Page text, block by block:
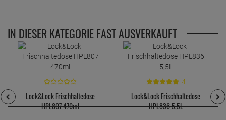
IN DIESER KATEGORIE FAST AUSVERKAUFT
Lock&Lock Frischhaltedose
HPL807 470ml
4
Lock&Lock Frischhaltedose
HPL836 5,5L